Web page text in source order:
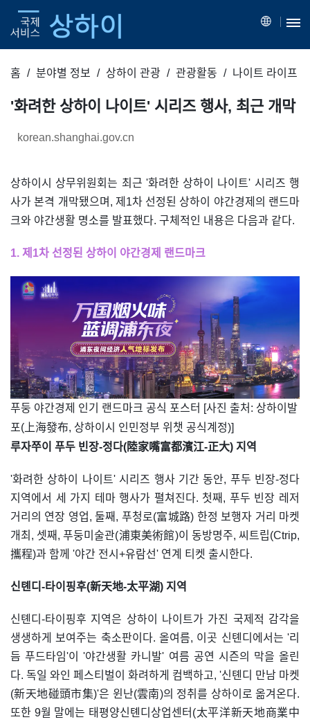
홈 분야별 정보 상하이 관광 관광활동 나이트 라이프
'화려한 상하이 나이트' 시리즈 행사, 최근 개막
korean.shanghai.gov.cn
상하이시 상무위원회는 최근 '화려한 상하이 나이트' 시리즈 행
사가 본격 개막됐으며, 제1차 선정된 상하이 야간경제의 랜드마
크와 야간생활 명소를 발표했다. 구체적인 내용은 다음과 같다.
1. 제1차 선정된 상하이 야간경제 랜드마크
​푸둥 야간경제 인기 랜드마크 공식 포스터 [사진 출처: 상하이발
포(上海發布, 상하이시 인민정부 위챗 공식계정)]
루자쭈이 푸두 빈장-정다(陸家嘴富都濱江-正大) 지역
'화려한 상하이 나이트' 시리즈 행사 기간 동안, 푸두 빈장-정다
지역에서 세 가지 테마 행사가 펼쳐진다. 첫째, 푸두 빈장 레저
거리의 연장 영업, 둘째, 푸청로(富城路) 한정 보행자 거리 마켓
개최, 셋째, 푸둥미술관(浦東美術館)이 동방명주, 씨트립(Ctrip,
攜程)과 함께 '야간 전시+유람선' 연계 티켓 출시한다.
신톈디-타이핑후(新天地-太平湖) 지역
신톈디-타이핑후 지역은 상하이 나이트가 가진 국제적 감각을
생생하게 보여주는 축소판이다. 올여름, 이곳 신톈디에서는 '리
듬 푸드타임'이 '야간생활 카니발' 여름 공연 시즌의 막을 올린
다. 독일 와인 페스티벌이 화려하게 컴백하고, '신톈디 만남 마켓
(新天地碰頭市集)'은 윈난(雲南)의 정취를 상하이로 옮겨온다.
또한 9월 말에는 태평양신톈디상업센터(太平洋新天地商業中